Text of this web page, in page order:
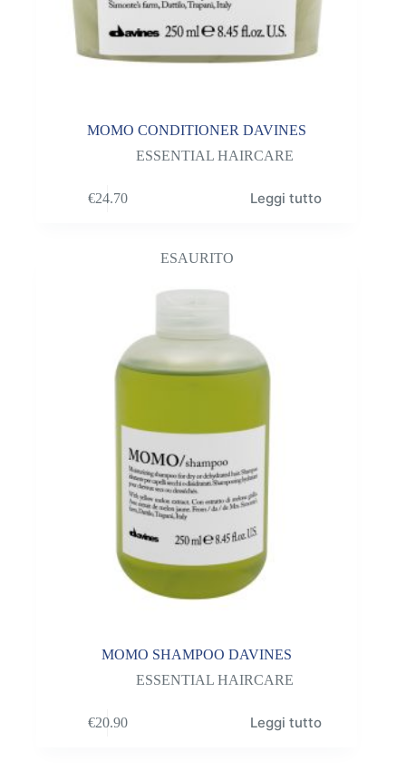
MOMO CONDITIONER DAVINES
ESSENTIAL HAIRCARE
€24.70 Leggi tutto
ESAURITO
MOMO SHAMPOO DAVINES
ESSENTIAL HAIRCARE
€20.90 Leggi tutto